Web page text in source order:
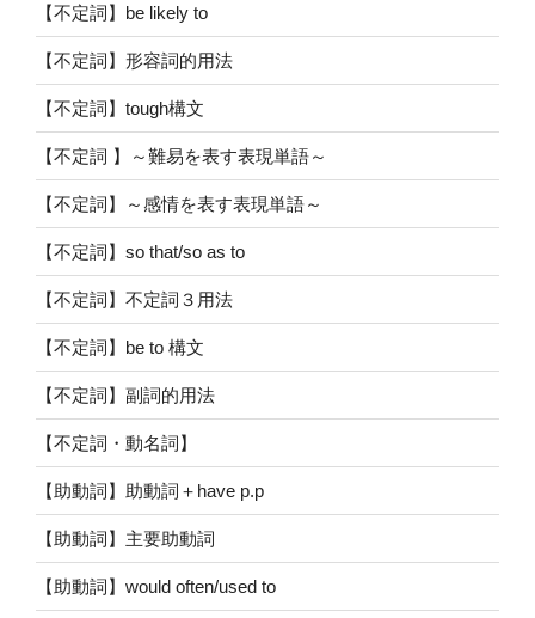
【不定詞】be likely to
【不定詞】形容詞的用法
【不定詞】tough構文
【不定詞 】～難易を表す表現単語～
【不定詞】～感情を表す表現単語～
【不定詞】so that/so as to
【不定詞】不定詞３用法
【不定詞】be to 構文
【不定詞】副詞的用法
【不定詞・動名詞】
【助動詞】助動詞＋have p.p
【助動詞】主要助動詞
【助動詞】would often/used to